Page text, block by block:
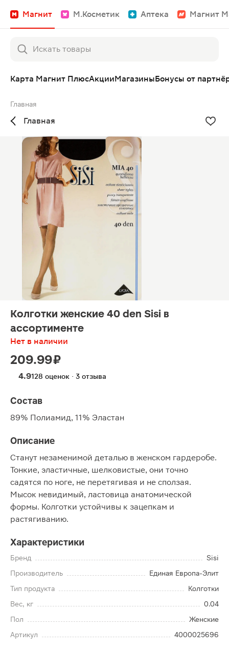
Магнит М.Косметик Аптека Магнит
Карта Магнит ПлюсАкцииМагазиныБонусы от
Главная
Главная
Колготки женские 40 den Sisi в
ассортименте
Нет в наличии
209.99 ₽
4.9128 оценок · 3 отзыва
Состав
89% Полиамид, 11% Эластан
Описание
Станут незаменимой деталью в женском гардеробе.
Тонкие, эластичные, шелковистые, они точно
садятся по ноге, не перетягивая и не сползая.
Мысок невидимый, ластовица анатомической
формы. Колготки устойчивы к зацепкам и
растягиванию.
Характеристики
Бренд
Sisi
Производитель
Единая Европа-Элит
Тип продукта
Колготки
Вес, кг
0.04
Пол
Женские
Артикул
4000025696